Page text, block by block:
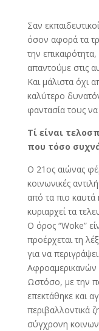
Σαν
όσον αφορά τα
την
απαντούμε στις
Και μάλιστα όχι
καλύτερο
φαντασία τους
Τί είναι
που τόσο
Ο 21ος αιώνας
κοινωνικές
από τα πιο
κυριαρχεί τα
Ο όρος “Woke”
προέρχεται τη
για να
Αφροαμερικανών
Ωστόσο, με την
επεκτάθηκε και
περιβαλλοντικά
σύγχρονη